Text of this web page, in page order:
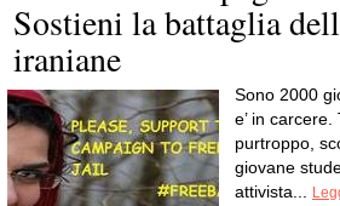
Sostieni la battaglia
iraniane
Sono 2000
e’ in carcere.
purtroppo,
giovane
attivista...